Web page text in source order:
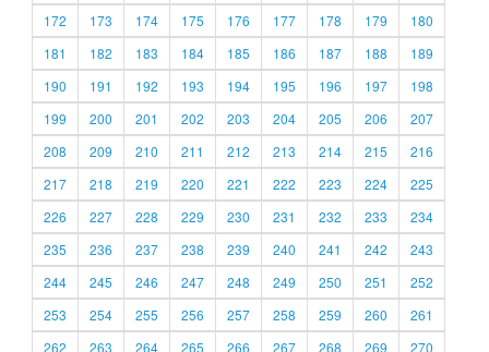
172
173 174 175 176 177 178 179
180
181
182 183 184 185 186 187 188
189
190
191 192 193 194 195 196 197
198
199
200 201 202 203 204 205 206
207
208
209 210 211 212 213 214 215
216
217
218 219 220 221 222 223 224
225
226
227 228 229 230 231 232 233
234
235
236 237 238 239 240 241 242
243
244
245 246 247 248 249 250 251
252
253
254 255 256 257 258 259 260
261
262
263 264 265 266 267 268 269 270